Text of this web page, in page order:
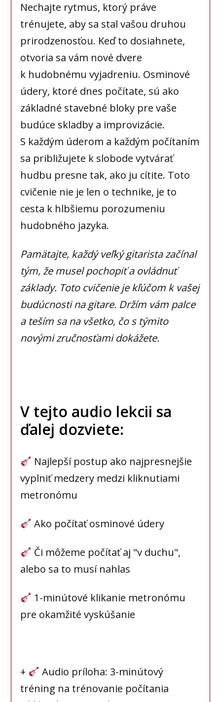
Nechajte rytmus, ktorý práve
trénujete, aby sa stal vašou druhou
prirodzenosťou. Keď to dosiahnete,
otvoria sa vám nové dvere
k hudobnému vyjadreniu. Osminové
údery, ktoré dnes počítate, sú ako
základné stavebné bloky pre vaše
budúce skladby a improvizácie.
S každým úderom a každým počítaním
sa približujete k slobode vytvárať
hudbu presne tak, ako ju cítite. Toto
cvičenie nie je len o technike, je to
cesta k hlbšiemu porozumeniu
hudobného jazyka.
Pamätajte, každý veľký gitarista začínal
tým, že musel pochopiť a ovládnuť
základy. Toto cvičenie je kľúčom k vašej
budúcnosti na gitare. Držím vám palce
a teším sa na všetko, čo s týmito
novými zručnosťami dokážete.
V tejto audio lekcii sa
ďalej dozviete:
Najlepší postup ako najpresnejšie
vyplniť medzery medzi kliknutiami
metronómu
Ako počítať osminové údery
Či môžeme počítať aj "v duchu",
alebo sa to musí nahlas
1-minútové klikanie metronómu
pre okamžité vyskúšanie
+
Audio príloha: 3-minútový
tréning na trénovanie počítania